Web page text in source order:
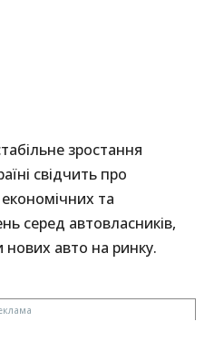
зростання
свідчить про
та
серед автовласників,
авто на ринку.